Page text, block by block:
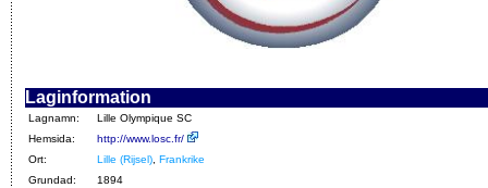
Laginformation
Lagnamn:
Lille Olympique SC
Hemsida:
http://www.losc.fr/
Ort:
Lille (Rijsel) Frankrike
Grundad:
1894